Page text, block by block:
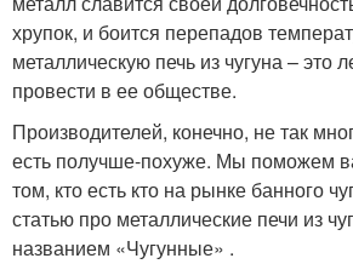
хрупок, и боится перепадов
металлическую печь из чугуна – это
провести в ее обществе.
Производителей, конечно, не так
есть получше-похуже. Мы поможем
том, кто есть кто на рынке банного
статью про металлические печи из
названием «Чугунные» .